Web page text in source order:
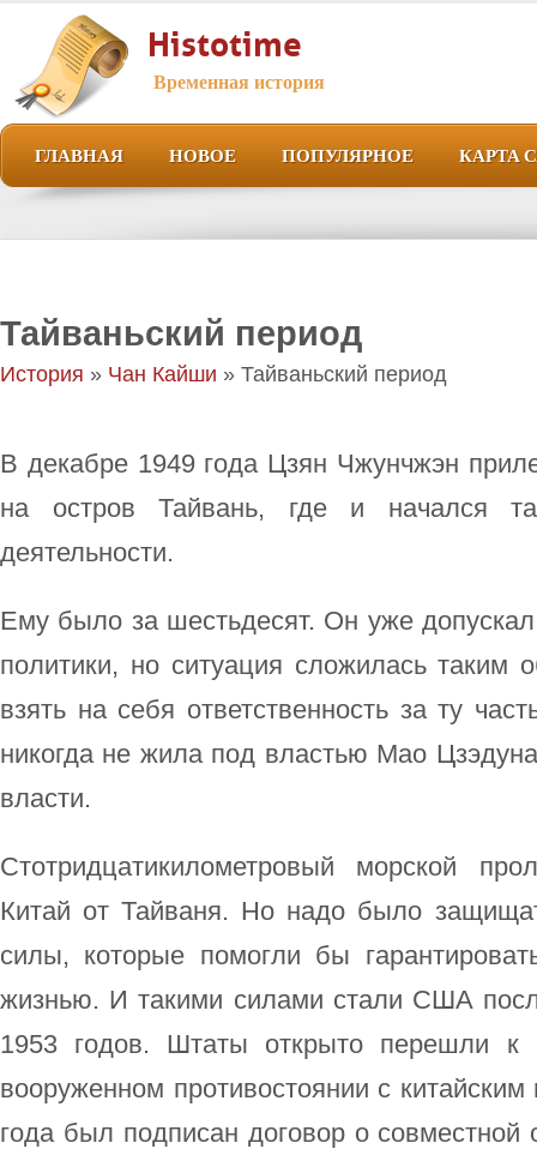
Histotime
Временная история
ГЛАВНАЯ НОВОЕ ПОПУЛЯРНОЕ КАРТА
Тайваньский период
История » Чан Кайши » Тайваньский период
В декабре 1949 года Цзян Чжунчжэн
на остров Тайвань, где и начался
деятельности.
Ему было за шестьдесят. Он уже
политики, но ситуация сложилась таким
взять на себя ответственность за ту
никогда не жила под властью Мао
власти.
Стотридцатикилометровый морской
Китай от Тайваня. Но надо было
силы, которые помогли бы
жизнью. И такими силами стали США
1953 годов. Штаты открыто перешли к
вооруженном противостоянии с
года был подписан договор о